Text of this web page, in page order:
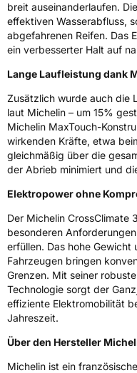
FahrzeugklasseC1
3PMSF /
EPREL ID2321846
Allgemeine
Herstellerkontakt
Ferrand
breit auseinanderlaufen.
effektiven Wasserabfluss,
abgefahrenen Reifen. Das
ein verbesserter Halt auf
Lange Laufleistung dank
Zusätzlich wurde auch die
laut Michelin – um 15%
Michelin MaxTouch-
wirkenden Kräfte, etwa
gleichmäßig über die
der Abrieb minimiert und
Elektropower ohne
Der Michelin CrossClimate
besonderen
erfüllen. Das hohe
Fahrzeugen bringen
Grenzen. Mit seiner
Technologie sorgt der
effiziente Elektromobilität
Jahreszeit.
Über den Hersteller
Michelin ist ein